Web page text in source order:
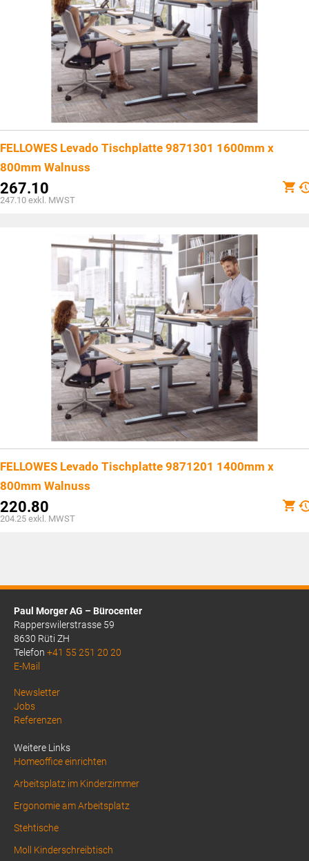
FELLOWES Levado Tischplatte 9871301 1600mm x
800mm Walnuss
267.10
247.10 exkl. MWST
FELLOWES Levado Tischplatte 9871201 1400mm x
800mm Walnuss
220.80
204.25 exkl. MWST
Paul Morger AG – Bürocenter
Rapperswilerstrasse 59
8630 Rüti ZH
Telefon +41 55 251 20 20
E-Mail
Above
Footer
Newsletter
Jobs
Referenzen
Weitere Links
Homeoffice einrichten
Arbeitsplatz im Kinderzimmer
Ergonomie am Arbeitsplatz
Stehtische
Moll Kinderschreibtisch